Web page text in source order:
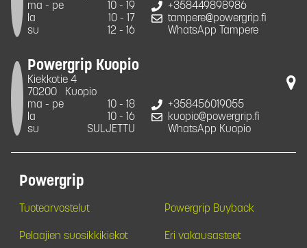
ma - pe
10 - 19
la
10 - 17
su
12 - 16
+358449898986
tampere@powergrip.fi
WhatsApp Tampere
Powergrip Kuopio
Kiekkotie 4
70200
Kuopio
ma - pe
10 - 18
la
10 - 16
su
SULJETTU
+358456019055
kuopio@powergrip.fi
WhatsApp Kuopio
Powergrip
Tuotearvostelut Powergrip Buyback
Pelaajien suosikkikiekot Eri vakausasteet